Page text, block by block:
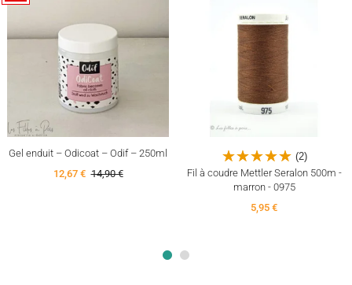
Gel enduit – Odicoat – Odif – 250ml
12,67 € 14,90 €
(2)
Fil à coudre Mettler Seralon 500m -
marron - 0975
5,95 €